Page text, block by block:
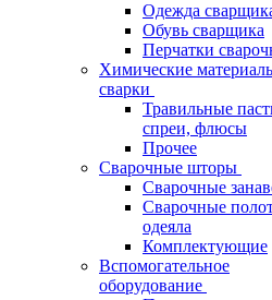
Одежда
Обувь сварщика
Перчатки
Химические
сварки
Травильные
спреи, флюсы
Прочее
Сварочные шторы
Сварочные
Сварочные
одеяла
Комплектующие
Вспомогательное
оборудование